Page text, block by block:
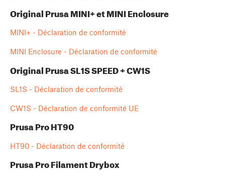
Original Prusa MINI+ et MINI Enclosure
MINI+ - Déclaration de conformité
MINI Enclosure - Déclaration de conformité
Original Prusa SL1S SPEED + CW1S
SL1S - Déclaration de conformité
CW1S - Déclaration de conformité UE
Prusa Pro HT90
HT90 - Déclaration de conformité
Prusa Pro Filament Drybox